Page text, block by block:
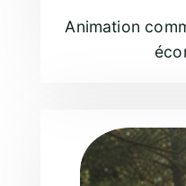
Animation